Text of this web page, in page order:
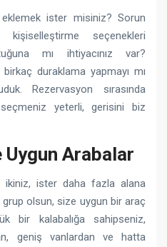
ister misiniz? Sorun
seçenekleri
mı ihtiyacınız var?
duraklama yapmayı mı
Rezervasyon sırasında
yeterli, gerisini biz
Uygun Arabalar
ikiniz, ister daha fazla alana
olsun, size uygun bir araç
bir kalabalığa sahipseniz,
geniş vanlardan ve hatta